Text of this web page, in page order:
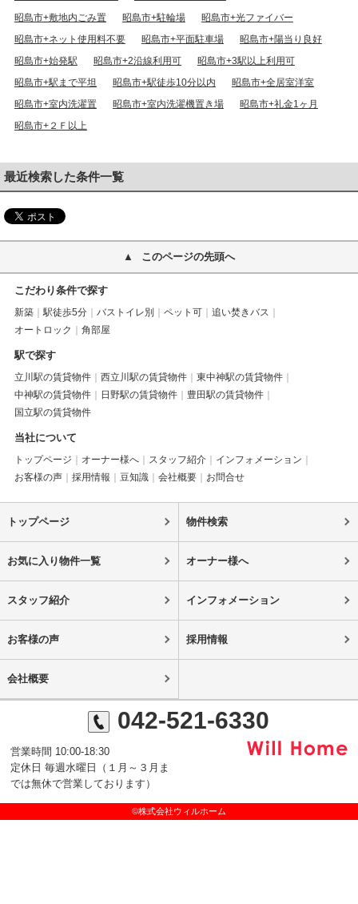
昭島市+敷地内ごみ置
昭島市+駐輪場
昭島市+光ファイバー
昭島市+ネット使用料不要
昭島市+平面駐車場
昭島市+陽当り良好
昭島市+始発駅
昭島市+2沿線利用可
昭島市+3駅以上利用可
昭島市+駅まで平坦
昭島市+駅徒歩10分以内
昭島市+全居室洋室
昭島市+室内洗濯置
昭島市+室内洗濯機置き場
昭島市+礼金1ヶ月
昭島市+２Ｆ以上
最近検索した条件一覧
このページの先頭へ
こだわり条件で探す
新築 駅徒歩5分 バストイレ別 ペット可
追い焚きバス
オートロック
角部屋
駅で探す
立川駅の賃貸物件 西立川駅の賃貸物件
東中神駅の賃貸物件
中神駅の賃貸物件
日野駅の賃貸物件
豊田駅の賃貸物件
国立駅の賃貸物件
当社について
トップページ オーナー様へ スタッフ紹介
インフォメーション
お客様の声
採用情報 豆知識 会社概要 お問合せ
トップページ 物件検索
お気に入り物件一覧 オーナー様へ
スタッフ紹介 インフォメーション
お客様の声 採用情報
会社概要
042-521-6330
営業時間 10:00-18:30
定休日 毎週水曜日（１月～３月ま
では無休で営業しております）
©株式会社ウィルホーム